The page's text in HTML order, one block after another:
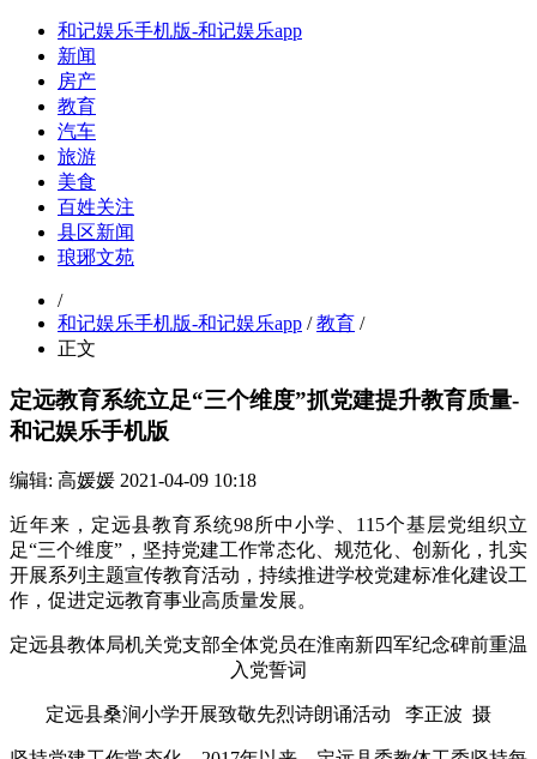
和记娱乐手机版-和记娱乐app
新闻
房产
教育
汽车
旅游
美食
百姓关注
县区新闻
琅琊文苑
/
和记娱乐手机版-和记娱乐app /教育 /
正文
定远教育系统立足“三个维度”抓党建提升教育质量-
和记娱乐手机版
编辑: 高媛媛 2021-04-09 10:18
近年来，定远县教育系统98所中小学、115个基层党组织立
足“三个维度”，坚持党建工作常态化、规范化、创新化，扎实
开展系列主题宣传教育活动，持续推进学校党建标准化建设工
作，促进定远教育事业高质量发展。
定远县教体局机关党支部全体党员在淮南新四军纪念碑前重温
入党誓词
定远县桑涧小学开展致敬先烈诗朗诵活动 李正波 摄